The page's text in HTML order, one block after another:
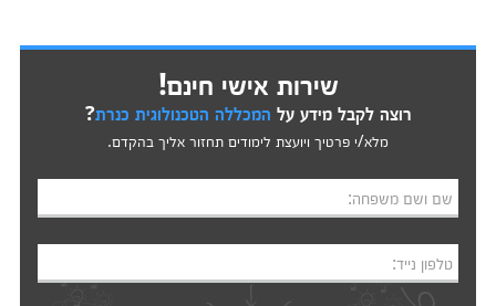
שירות אישי חינם!
רוצה לקבל מידע על המכללה הטכנולוגית כנרת?
מלא/י פרטיך ויועצת לימודים תחזור אליך בהקדם.
שם ושם משפחה:
טלפון נייד: